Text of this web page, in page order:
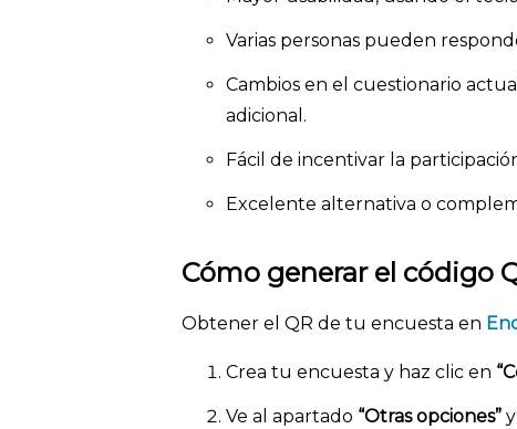
Varias personas pueden
Cambios en el cuestionario
adicional.
Fácil de incentivar la
Excelente alternativa o
Cómo generar el código
Obtener el QR de tu encuesta en
Crea tu encuesta y haz clic en
Ve al apartado “Otras opciones”